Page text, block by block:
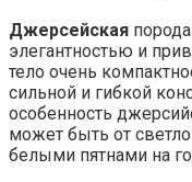
Джерсейская
элегантностью и
тело очень
сильной и гибкой
особенность
может быть от
белыми пятнами на